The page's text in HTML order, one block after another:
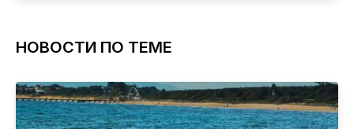
НОВОСТИ ПО ТЕМЕ